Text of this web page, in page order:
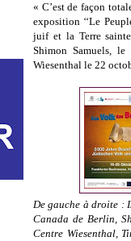
« C’est de façon
exposition ‘‘Le
juif et la Terre
Shimon Samuels,
Wiesenthal le 22
De gauche à droite :
Canada de Berlin,
Centre Wiesenthal,